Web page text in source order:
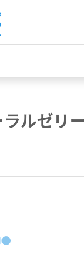
ルゼリ